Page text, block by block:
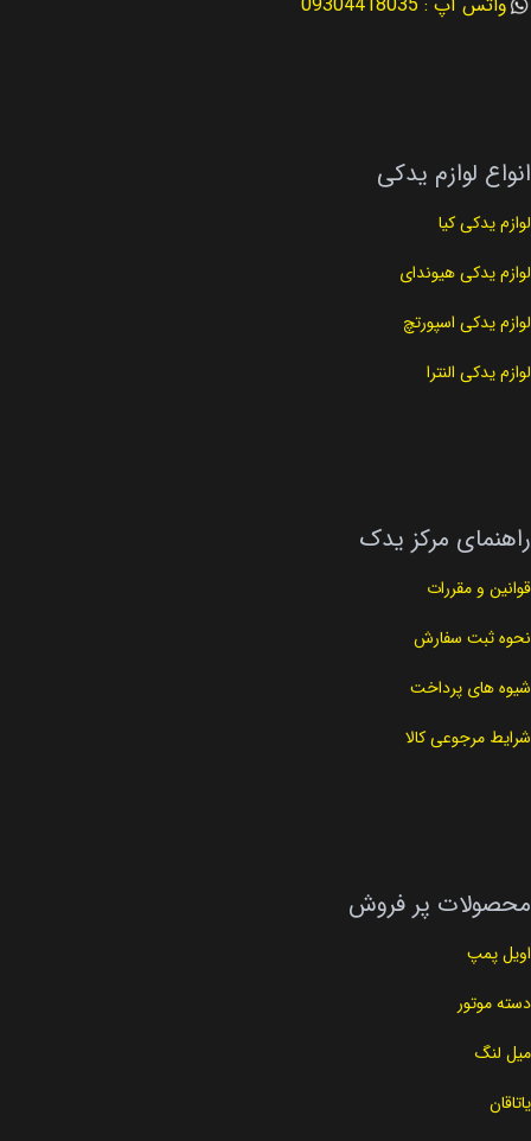
انواع لوازم یدکی
لوازم یدکی کیا
لوازم یدکی هیوندای
لوازم یدکی اسپورتچ
لوازم یدکی النترا
راهنمای مرکز یدک
قوانین و مقررات
نحوه ثبت سفارش
شیوه های پرداخت
شرایط مرجوعی کالا
محصولات پر فروش
اویل پمپ
دسته موتور
میل لنگ
یاتاقان